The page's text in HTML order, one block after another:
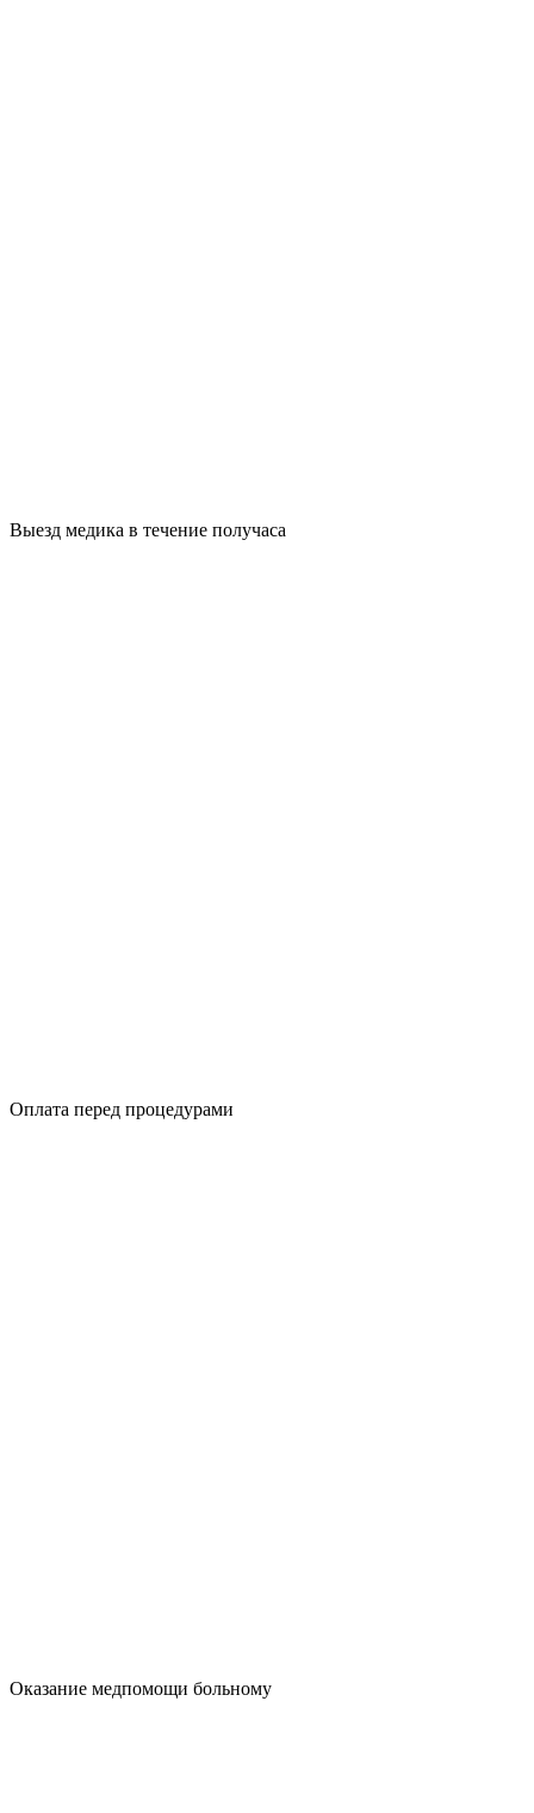
Выезд медика в течение получаса
Оплата перед процедурами
Оказание медпомощи больному